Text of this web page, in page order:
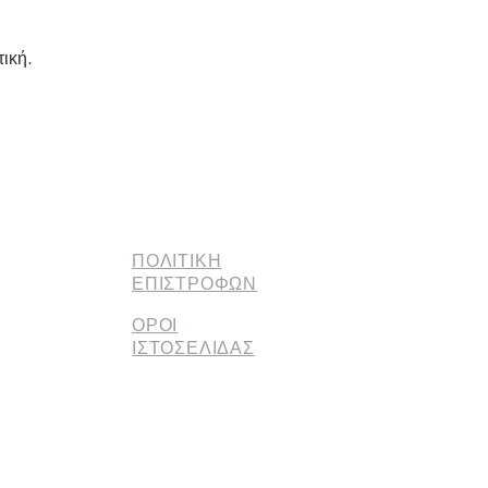
ΠΟΛΙΤΙΚΗ
ΕΠΙΣΤΡΟΦΩΝ
ΟΡΟΙ
ΙΣΤΟΣΕΛΙΔΑΣ